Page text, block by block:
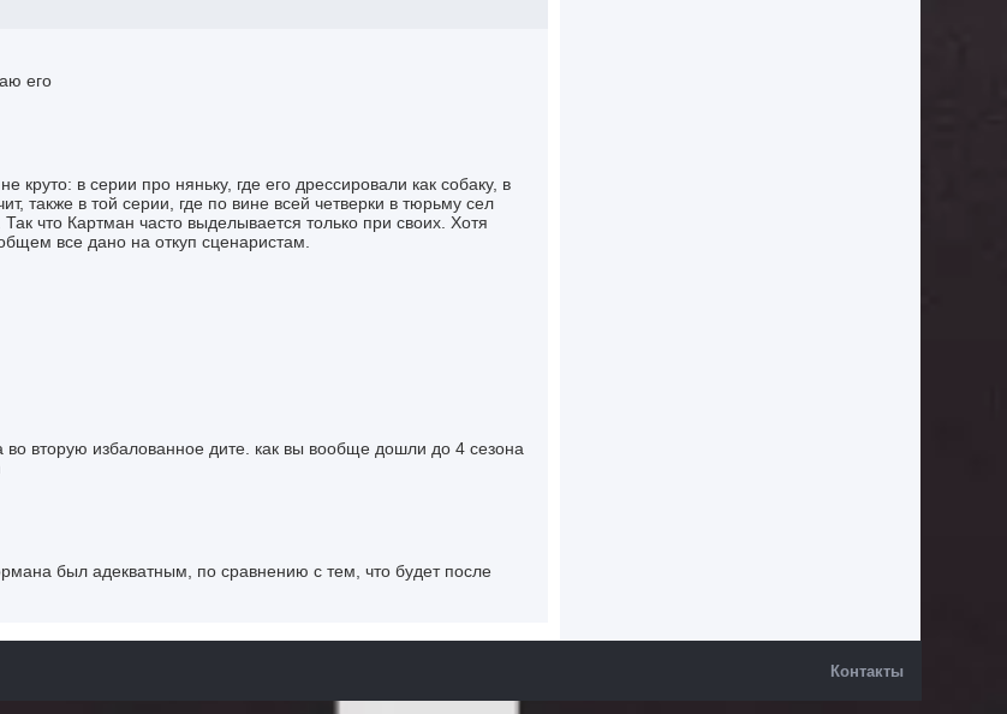
его
в серии про няньку, где его дрессировали как собаку, в
также в той серии, где по вине всей четверки в тюрьму сел
что Картман часто выделывается только при своих. Хотя
все дано на откуп сценаристам.
во вторую избалованное дите. как вы вообще дошли до 4 сезона
был адекватным, по сравнению с тем, что будет после
Контакты